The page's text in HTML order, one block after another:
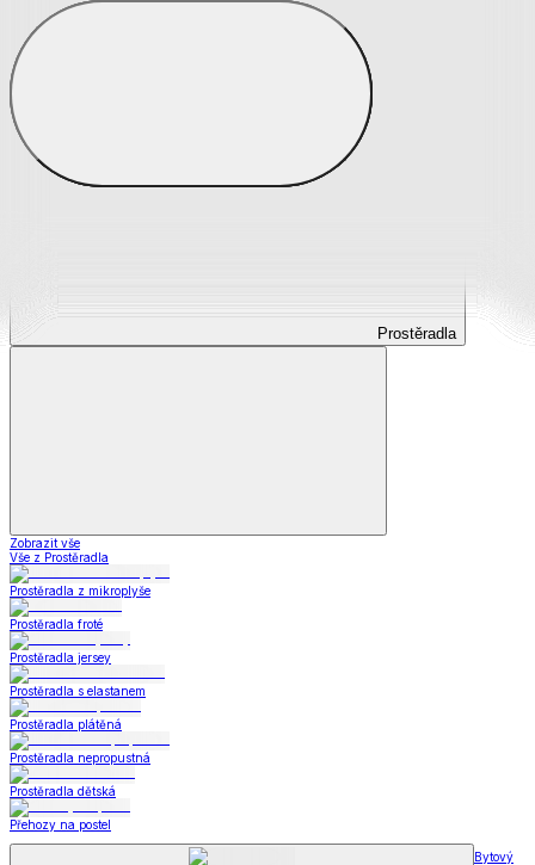
Prostěradla
Prostěradla
Zobrazit vše
Vše z Prostěradla
Prostěradla z mikroplyše
Prostěradla froté
Prostěradla jersey
Prostěradla s elastanem
Prostěradla plátěná
Prostěradla nepropustná
Prostěradla dětská
Přehozy na postel
Bytový